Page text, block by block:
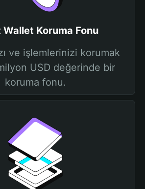
Koruma Fonu
ve işlemlerinizi korumak
USD değerinde bir
koruma fonu.